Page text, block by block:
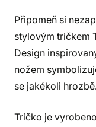
Připomeň si
stylovým tričkem
Design
nožem
se jakékoli
Tričko je